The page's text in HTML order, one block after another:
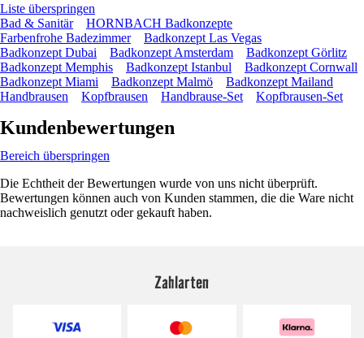
Liste überspringen
Bad & Sanitär
HORNBACH Badkonzepte
Farbenfrohe Badezimmer
Badkonzept Las Vegas
Badkonzept Dubai
Badkonzept Amsterdam
Badkonzept Görlitz
Badkonzept Memphis
Badkonzept Istanbul
Badkonzept Cornwall
Badkonzept Miami
Badkonzept Malmö
Badkonzept Mailand
Handbrausen
Kopfbrausen Handbrause-Set Kopfbrausen-Set
Kundenbewertungen
Bereich überspringen
Die Echtheit der Bewertungen wurde von uns nicht überprüft.
Bewertungen können auch von Kunden stammen, die die Ware nicht
nachweislich genutzt oder gekauft haben.
Zahlarten